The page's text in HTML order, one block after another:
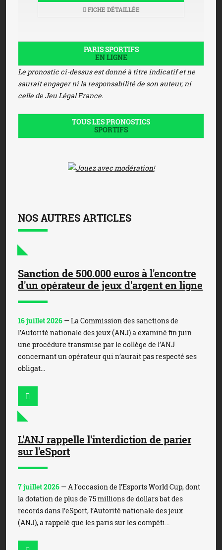
FICHE DÉTAILLÉE
PARIS SPORTIFS
EN LIGNE
Le pronostic ci-dessus est donné à titre indicatif et ne
saurait engager ni la responsabilité de son auteur, ni
celle de Jeu Légal France.
TOUS LES PRONOSTICS
SPORTIFS
NOS AUTRES ARTICLES
Sanction de 500.000 euros à l'encontre
d'un opérateur de jeux d'argent en ligne
16 juillet 2026 — La Commission des sanctions de
l’Autorité nationale des jeux (ANJ) a examiné fin juin
une procédure transmise par le collège de l’ANJ
concernant un opérateur qui n’aurait pas respecté ses
obligat...
L'ANJ rappelle l'interdiction de parier
sur l'eSport
7 juillet 2026 — A l’occasion de l’Esports World Cup, dont
la dotation de plus de 75 millions de dollars bat des
records dans l’eSport, l’Autorité nationale des jeux
(ANJ), a rappelé que les paris sur les compéti...